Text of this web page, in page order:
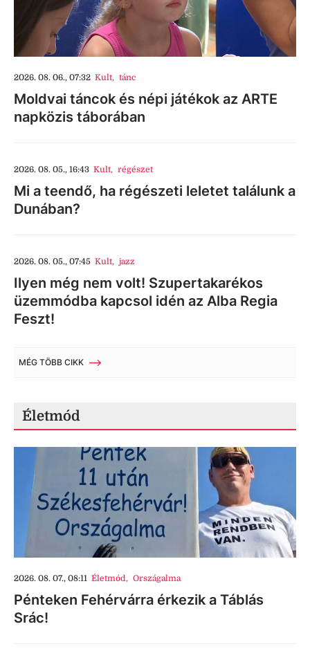
2026. 08. 06., 07:32 Kult, tánc
Moldvai táncok és népi játékok az ARTE
napközis táborában
2026. 08. 05., 16:43 Kult, régészet
Mi a teendő, ha régészeti leletet találunk a
Dunában?
2026. 08. 05., 07:45 Kult, jazz
Ilyen még nem volt! Szupertakarékos
üzemmódba kapcsol idén az Alba Regia
Feszt!
MÉG TÖBB CIKK
Életmód
2026. 08. 07., 08:11 Életmód, Országalma
Pénteken Fehérvárra érkezik a Táblás
Srác!